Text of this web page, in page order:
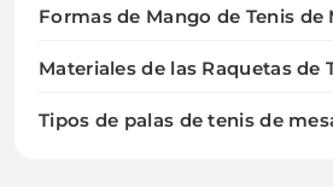
Formas de Mango de Tenis de
Materiales de las Raquetas de
Tipos de palas de tenis de